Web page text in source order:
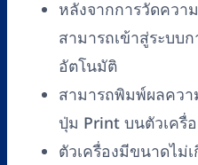
หลังจากการวัดควา
สามารถเข้าสู่ระบบ
อัตโนมัติ
สามารถพิมพ์ผลคว
ปุ่ม Print บนตัวเครื่อ
ตัวเครื่องมีขนาดไม่